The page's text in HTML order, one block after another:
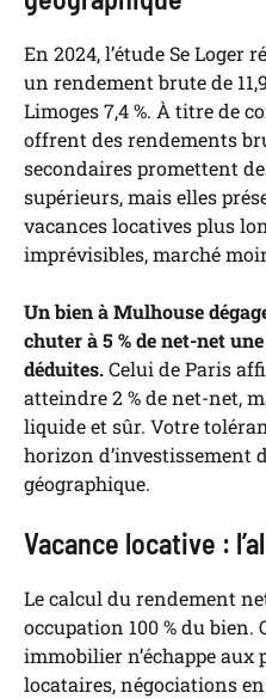
En 2024, l’étude Se
un rendement brute de
Limoges 7,4 %. À titre de
offrent des rendements
secondaires promettent
supérieurs, mais elles
vacances locatives plus
imprévisibles, marché
Un bien à Mulhouse
chuter à 5 % de net-net
déduites.Celui de Paris
atteindre 2 % de net-net,
liquide et sûr. Votre
horizon d’investissement
géographique.
Vacance locative :
Le calcul du rendement
occupation 100 % du
immobilier n’échappe aux
locataires, négociations